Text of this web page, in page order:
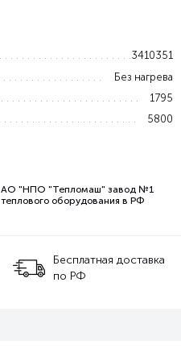
3410351
Без нагрева
1795
5800
АО "НПО "Тепломаш" завод №1
теплового оборудования в РФ
Бесплатная доставка
по РФ